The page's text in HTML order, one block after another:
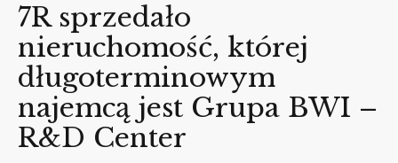
7R sprzedało
nieruchomość, której
długoterminowym
najemcą jest Grupa BWI –
R&D Center